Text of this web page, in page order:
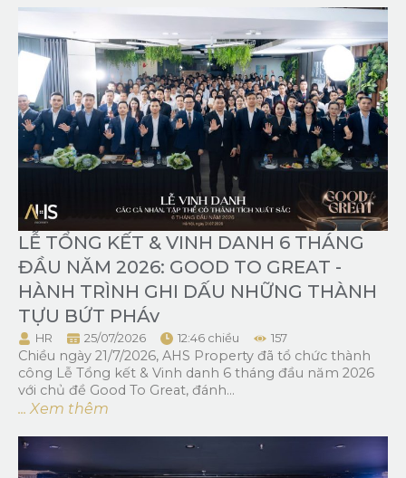
LỄ TỔNG KẾT & VINH DANH 6 THÁNG
ĐẦU NĂM 2026: GOOD TO GREAT -
HÀNH TRÌNH GHI DẤU NHỮNG THÀNH
TỰU BỨT PHÁv
HR 25/07/2026 12:46 chiều 157
Chiều ngày 21/7/2026, AHS Property đã tổ chức thành
công Lễ Tổng kết & Vinh danh 6 tháng đầu năm 2026
với chủ đề Good To Great, đánh...
... Xem thêm